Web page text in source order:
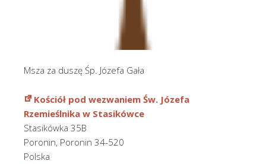
Msza za duszę Śp. Józefa Gała
Kościół pod wezwaniem Św. Józefa
Rzemieślnika w Stasikówce
Stasikówka 35B
Poronin, Poronin 34-520
Polska